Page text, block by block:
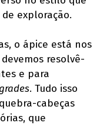
exploração.
o ápice está nos
resolvê-
e para
. Tudo isso
cabeças
que